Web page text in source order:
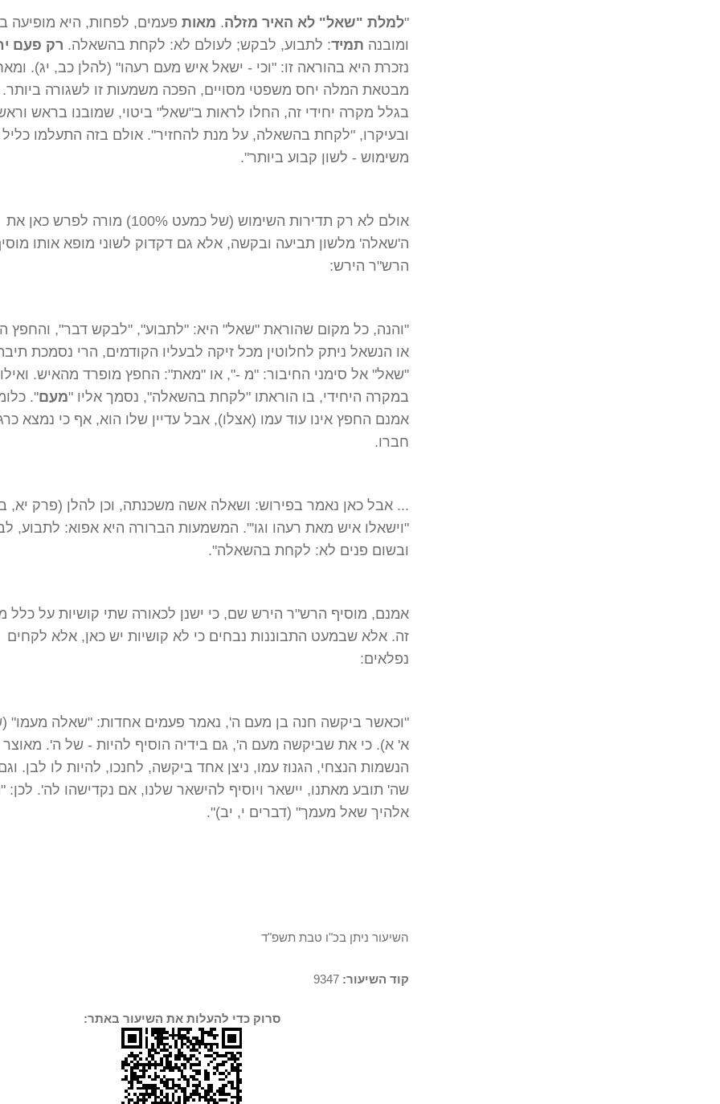
"למלת "שאל" לא האיר מזלה. מאות פעמים, לפחות, היא מופיעה
ומובנה תמיד: לתבוע, לבקש; לעולם לא: לקחת בהשאלה. רק פעם
נזכרת היא בהוראה זו: "וכי - ישאל איש מעם רעהו" (להלן כב, יג).
מבטאת המלה יחס משפטי מסויים, הפכה משמעות זו לשגורה ביותר.
בגלל מקרה יחידי זה, החלו לראות ב"שאל" ביטוי, שמובנו בראש
ובעיקרו, "לקחת בהשאלה, על מנת להחזיר". אולם בזה התעלמו כליל
משימוש - לשון קבוע ביותר".
אולם לא רק תדירות השימוש (של כמעט 100%) מורה לפרש כאן את
ה'שאלה' מלשון תביעה ובקשה, אלא גם דקדוק לשוני מופא אותו
הרש"ר הירש:
"והנה, כל מקום שהוראת "שאל" היא: "לתבוע", "לבקש דבר", והחפץ
או הנשאל ניתק לחלוטין מכל זיקה לבעליו הקודמים, הרי נסמכת
"שאל" אל סימני החיבור: "מ -", או "מאת": החפץ מופרד מהאיש. ואילו
במקרה היחידי, בו הוראתו "לקחת בהשאלה", נסמך אליו "מעם".
אמנם החפץ אינו עוד עמו (אצלו), אבל עדיין שלו הוא, אף כי נמצא
חברו.
... אבל כאן נאמר בפירוש: ושאלה אשה משכנתה, וכן להלן (פרק יא,
"וישאלו איש מאת רעהו וגו'". המשמעות הברורה היא אפוא: לתבוע,
ובשום פנים לא: לקחת בהשאלה".
אמנם, מוסיף הרש"ר הירש שם, כי ישנן לכאורה שתי קושיות על כלל
זה. אלא שבמעט התבוננות נבחים כי לא קושיות יש כאן, אלא לקחים
נפלאים:
"וכאשר ביקשה חנה בן מעם ה', נאמר פעמים אחדות: "שאלה מעמו"
א' א). כי את שביקשה מעם ה', גם בידיה הוסיף להיות - של ה'. מאוצר
הנשמות הנצחי, הגנוז עמו, ניצן אחד ביקשה, לחנכו, להיות לו לבן.
שה' תובע מאתנו, יישאר ויוסיף להישאר שלנו, אם נקדישהו לה'. לכן:
אלהיך שאל מעמך" (דברים י, יב)".
השיעור ניתן בכ"ו טבת תשפ"ד
קוד השיעור:
סרוק כדי להעלות את השיעור באתר: